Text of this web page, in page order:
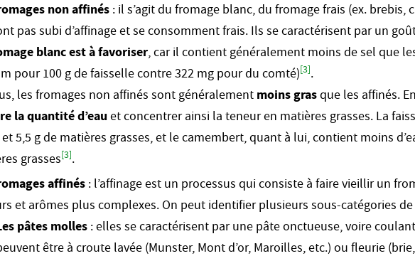
non affinés : il s’agit du fromage blanc, du fromage frais (ex. brebis,
pas subi d’affinage et se consomment frais. Ils se caractérisent par un
blanc est à favoriser, car il contient généralement moins de sel que
pour 100 g de faisselle contre 322 mg pour du comté)[3].
les fromages non affinés sont généralement moins grasque les affinés.
la quantité d’eau et concentrer ainsi la teneur en matières grasses. La
et 5,5 g de matières grasses, et le camembert, quant à lui, contient moins
grasses[3].
affinés : l’affinage est un processus qui consiste à faire vieillir un
et arômes plus complexes. On peut identifier plusieurs sous-catégories
pâtes molles : elles se caractérisent par une pâte onctueuse, voire
être à croute lavée (Munster, Mont d’or, Maroilles, etc.) ou fleurie